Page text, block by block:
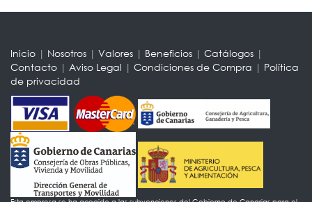
Inicio | Nosotros | Valores | Beneficios | Catálogos |
Contacto | Aviso Legal | Condiciones de Compra | Política
de privacidad